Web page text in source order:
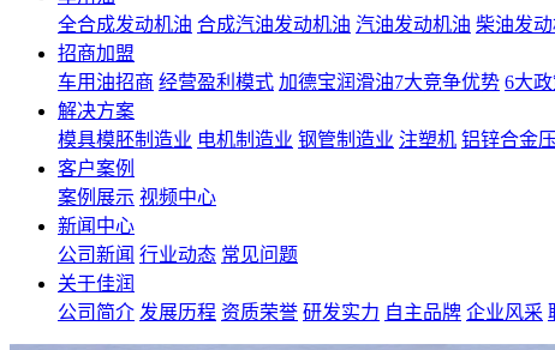
全合成发动机油 合成汽油发动机油 汽油发动机油 柴油发
招商加盟
车用油招商 经营盈利模式 加德宝润滑油7大竞争优势 6大
解决方案
模具模胚制造业 电机制造业 钢管制造业 注塑机 铝锌合金
客户案例
案例展示 视频中心
新闻中心
公司新闻 行业动态 常见问题
关于佳润
公司简介 发展历程 资质荣誉 研发实力 自主品牌 企业风采